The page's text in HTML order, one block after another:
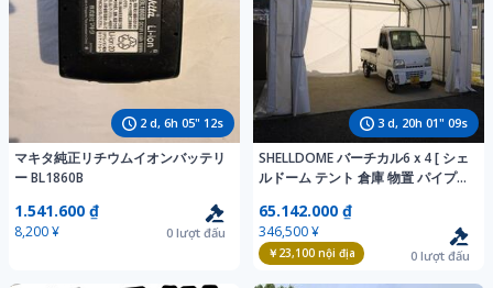
2 d, 6h 05" 10s
マキタ純正リチウムイオンバッテリ
ー BL1860B
1.541.600 ₫
8,200 ¥ 0 lượt đấu
3 d, 20h 01" 07s
SHELLDOME バーチカル6ｘ4 [ シェ
ルドーム テント 倉庫 物置 パイプ
65.142.000 ₫
346,500 ¥
￥23,100nội địa 0 lượt đấu